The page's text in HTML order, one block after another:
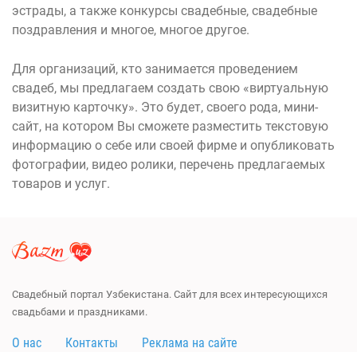
эстрады, а также конкурсы свадебные, свадебные
поздравления и многое, многое другое.
Для организаций, кто занимается проведением
свадеб, мы предлагаем создать свою «виртуальную
визитную карточку». Это будет, своего рода, мини-
сайт, на котором Вы сможете разместить текстовую
информацию о себе или своей фирме и опубликовать
фотографии, видео ролики, перечень предлагаемых
товаров и услуг.
Свадебный портал Узбекистана. Сайт для всех интересующихся
свадьбами и праздниками.
О нас Контакты Реклама на сайте